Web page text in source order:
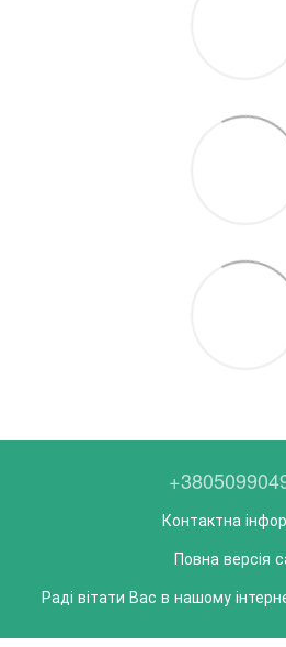
Контактна
Повна версія
Раді вітати Вас в нашому